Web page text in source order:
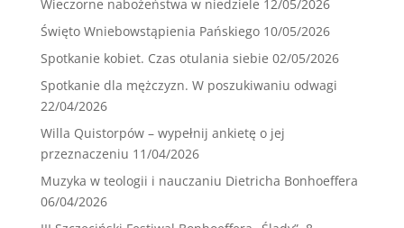
Wieczorne nabożeństwa w niedziele 12/05/2026
Święto Wniebowstąpienia Pańskiego 10/05/2026
Spotkanie kobiet. Czas otulania siebie 02/05/2026
Spotkanie dla mężczyzn. W poszukiwaniu odwagi
22/04/2026
Willa Quistorpów – wypełnij ankietę o jej
przeznaczeniu 11/04/2026
Muzyka w teologii i nauczaniu Dietricha Bonhoeffera
06/04/2026